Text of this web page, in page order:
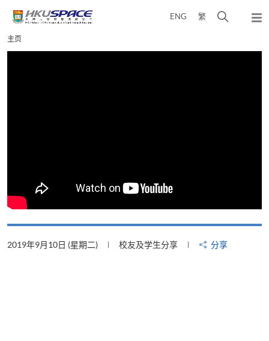
content
ENG 繁
弹
Main
content
主页
2019年9月10日 (星期二) 校友及学生分享 分享